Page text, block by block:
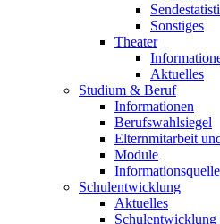
Sonstiges
Theater
Aktuelles
Studium & Beruf
Informationen
Berufswahlsiegel
Elternmitarbeit
Module
Schulentwicklung
Aktuelles